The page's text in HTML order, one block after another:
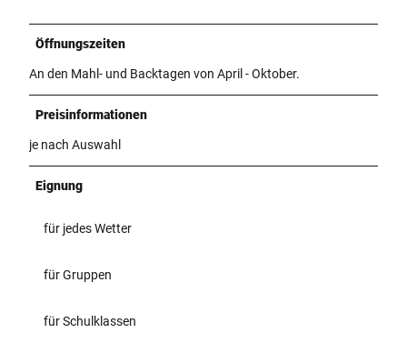
Öffnungszeiten
An den Mahl- und Backtagen von April - Oktober.
Preisinformationen
je nach Auswahl
Eignung
für jedes Wetter
für Gruppen
für Schulklassen